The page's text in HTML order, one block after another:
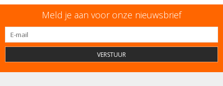
Meld je aan voor onze nieuwsbrief
VERSTUUR